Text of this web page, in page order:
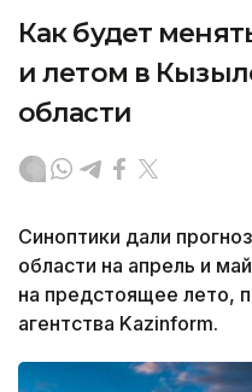
Как будет
и летом в
области
Синоптики дали
области на апрель и
на предстоящее лето,
агентства Kazinform.